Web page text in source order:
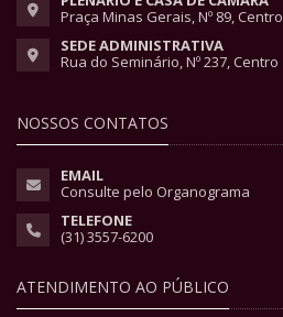
Praça Minas Gerais, Nº 89, Centro
SEDE ADMINISTRATIVA
Rua do Seminário, Nº 237, Centro
NOSSOS CONTATOS
EMAIL
Consulte pelo Organograma
TELEFONE
(31) 3557-6200
ATENDIMENTO AO PÚBLICO